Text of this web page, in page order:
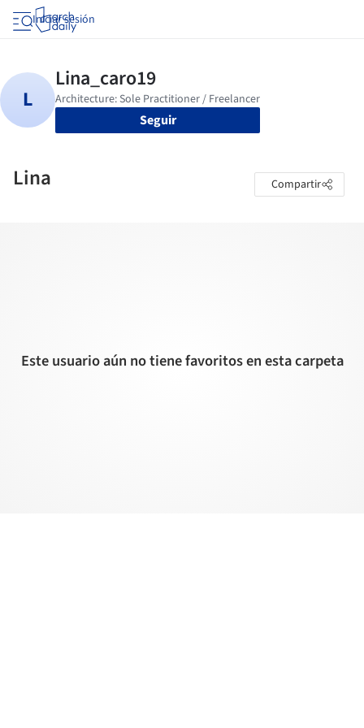
Iniciar sesión
Seguir
Lina Compartir
Este usuario aún no tiene favoritos en esta carpeta